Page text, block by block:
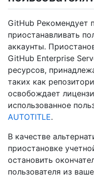
GitHub Рекомендует
приостанавливать
аккаунты.
GitHub Enterprise
ресурсов,
таких как
освобождает
использованное
AUTOTITLE.
В качестве
приостановке
остановить
пользователя из